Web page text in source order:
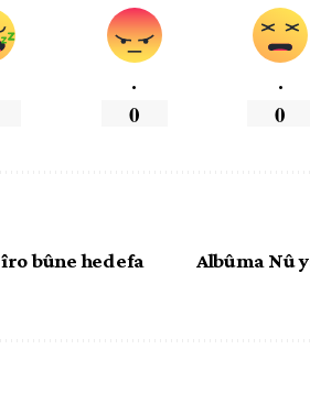
.
0
.
0
bûne hedefa
Albûma Nû